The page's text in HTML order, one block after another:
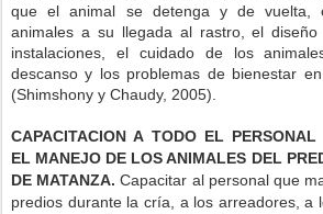
que el animal se detenga y de vuelta,
animales a su llegada al rastro, el
instalaciones, el cuidado de los
descanso y los problemas de bienestar
(Shimshony y Chaudy, 2005).
CAPACITACION A TODO EL
EL MANEJO DE LOS ANIMALES DEL
DE MATANZA. Capacitar al personal que
predios durante la cría, a los arreadores, a